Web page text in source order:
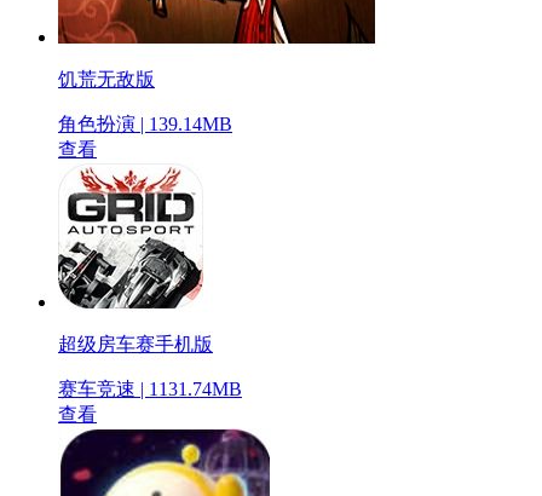
饥荒无敌版
角色扮演 | 139.14MB
查看
超级房车赛手机版
赛车竞速 | 1131.74MB
查看